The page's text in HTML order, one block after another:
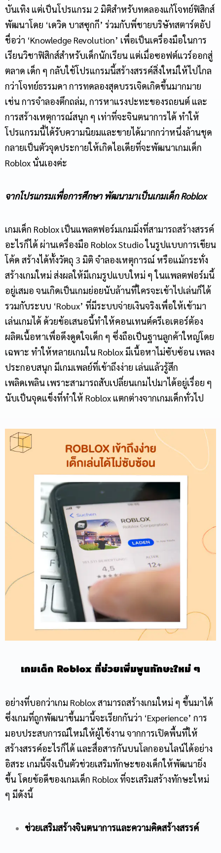
บันเทิง แต่เป็นโปรแกรม 2 มิติสำหรับทดลองแก้โจทย์ฟิสิกส์
พัฒนาโดย ‘เดวิด บาสซุกกี’ ร่วมกับพี่ชายบริษัทสตาร์ตอัป
ชื่อว่า ‘Knowledge Revolution’ เพื่อเป็นเครื่องมือในการ
เรียนวิชาฟิสิกส์สำหรับเด็กนักเรียน แต่เมื่อซอฟต์แวร์ออกสู่
ตลาด เด็ก ๆ กลับใช้โปรแกรมนี้สร้างสรรค์สิ่งใหม่ให้ไปไกล
กว่าโจทย์ธรรมดา การทดลองสุดบรรเจิดเกิดขึ้นมากมาย
เช่น การจำลองตึกถล่ม, การหาแรงปะทะของรถยนต์ และ
การสร้างเหตุการณ์สนุก ๆ เท่าที่จะจินตนาการได้ ทำให้
โปรแกรมนี้ได้รับความนิยมและขายได้มากกว่าหนึ่งล้านชุด
กลายเป็นตัวจุดประกายให้เกิดไอเดียที่จะพัฒนาเกมเด็ก
Roblox นั่นเองค่ะ
จากโปรแกรมเพื่อการศึกษา พัฒนามาเป็นเกมเด็กRoblox
เกมเด็ก Roblox เป็นแพลตฟอร์มเกมมิ่งที่สามารถสร้างสรรค์
อะไรก็ได้ ผ่านเครื่องมือ Roblox Studio ในรูปแบบการเขียน
โค้ด สร้างได้ทั้งวัตถุ 3 มิติ จำลองเหตุการณ์ หรือแม้กระทั่ง
สร้างเกมใหม่ ส่งผลให้มีเกมรูปแบบใหม่ ๆ ในแพลตฟอร์มนี้
อยู่เสมอ จนเกิดเป็นเกมย่อยนับล้านที่ใครจะเข้าไปเล่นก็ได้
รวมกับระบบ ‘Robux’ ที่มีระบบจ่ายเงินจริงเพื่อให้เข้ามา
เล่นเกมได้ ด้วยข้อเสนอนี้ทำให้คอนเทนต์ครีเอเตอร์ต้อง
ผลิตเนื้อหาเพื่อดึงดูดใจเด็ก ๆ ซึ่งถือเป็นฐานลูกค้าใหญ่โดย
เฉพาะ ทำให้หลายเกมใน Roblox มีเนื้อหาไม่ซับซ้อน เพลง
ประกอบสนุก มีเกมเพลย์ที่เข้าถึงง่าย เล่นแล้วรู้สึก
เพลิดเพลิน เพราะสามารถสับเปลี่ยนเกมไปมาได้อยู่เรื่อย ๆ
นับเป็นจุดแข็งที่ทำให้ Roblox แตกต่างจากเกมเด็กทั่วไป
เกมเด็ก Roblox ที่ช่วยเพิ่มพูนทักษะใหม่ ๆ
อย่างที่บอกว่าเกม Roblox สามารถสร้างเกมใหม่ ๆ ขึ้นมาได้
ซึ่งเกมที่ถูกพัฒนาขึ้นมานี้จะเรียกกันว่า ‘Experience’ การ
มอบประสบการณ์ใหม่ให้ผู้ใช้งาน จากการเปิดพื้นที่ให้
สร้างสรรค์อะไรก็ได้ และสื่อสารกันบนโลกออนไลน์ได้อย่าง
อิสระ เกมนี้จึงเป็นตัวช่วยเสริมทักษะของเด็กให้พัฒนายิ่ง
ขึ้น โดยข้อดีของเกมเด็ก Roblox ที่จะเสริมสร้างทักษะใหม่
ๆ มีดังนี้
ช่วยเสริมสร้างจินตนาการและความคิดสร้างสรรค์